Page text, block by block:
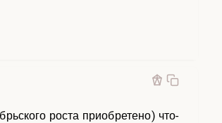
роста приобретено) что-